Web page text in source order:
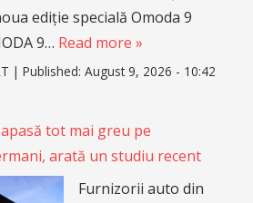
cheltuiesc mult mai
mult pentru
acoperirea
ce concurența venită din
de la o zi la alta, arată datele
de Strategy&, divizia de